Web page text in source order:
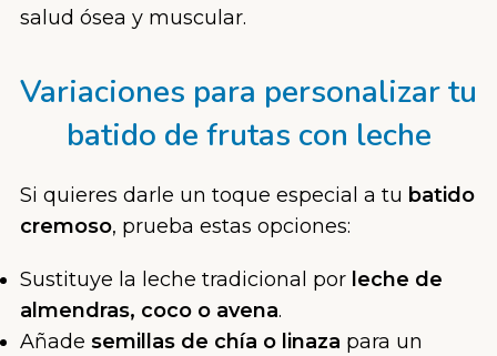
salud ósea y muscular.
Variaciones para personalizar tu
batido de frutas con leche
Si quieres darle un toque especial a tu batido
cremoso, prueba estas opciones:
Sustituye la leche tradicional por leche de
almendras, coco o avena.
Añade semillas de chía o linaza para un